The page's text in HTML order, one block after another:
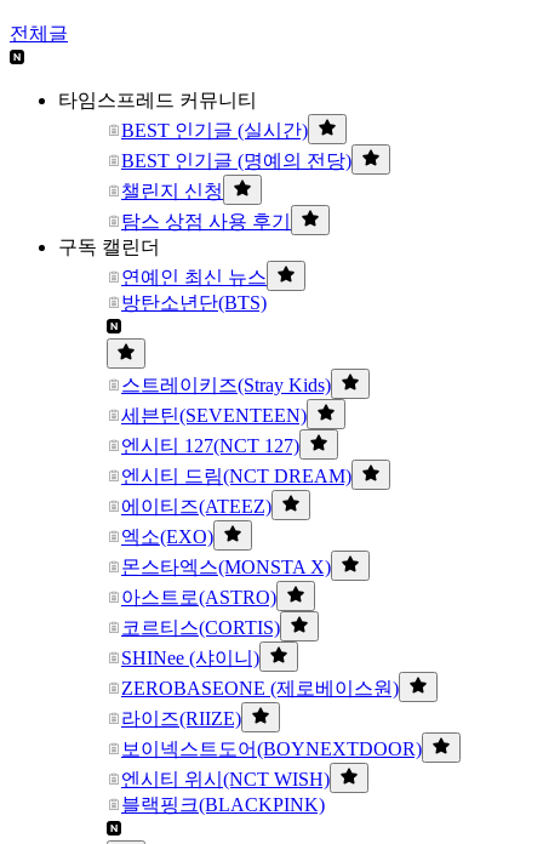
전체글
타임스프레드 커뮤니티
BEST 인기글 (실시간)
BEST 인기글 (명예의 전당)
챌린지 신청
탐스 상점 사용 후기
구독 캘린더
연예인 최신 뉴스
방탄소년단(BTS)
스트레이키즈(Stray Kids)
세븐틴(SEVENTEEN)
엔시티 127(NCT 127)
엔시티 드림(NCT DREAM)
에이티즈(ATEEZ)
엑소(EXO)
몬스타엑스(MONSTA X)
아스트로(ASTRO)
코르티스(CORTIS)
SHINee (샤이니)
ZEROBASEONE (제로베이스원)
라이즈(RIIZE)
보이넥스트도어(BOYNEXTDOOR)
엔시티 위시(NCT WISH)
블랙핑크(BLACKPINK)